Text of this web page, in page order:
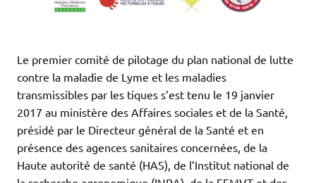
Le premier comité de pilotage du plan national de lutte
contre la maladie de Lyme et les maladies
transmissibles par les tiques s’est tenu le 19 janvier
2017 au ministère des Affaires sociales et de la Santé,
présidé par le Directeur général de la Santé et en
présence des agences sanitaires concernées, de la
Haute autorité de santé (HAS), de l’Institut national de